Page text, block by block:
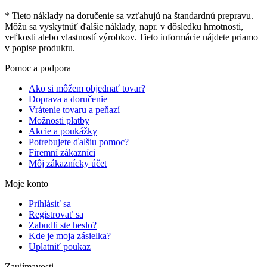
* Tieto náklady na doručenie sa vzťahujú na štandardnú prepravu.
Môžu sa vyskytnúť ďalšie náklady, napr. v dôsledku hmotnosti,
veľkosti alebo vlastností výrobkov. Tieto informácie nájdete priamo
v popise produktu.
Pomoc a podpora
Ako si môžem objednať tovar?
Doprava a doručenie
Vrátenie tovaru a peňazí
Možnosti platby
Akcie a poukážky
Potrebujete ďalšiu pomoc?
Firemní zákazníci
Môj zákaznícky účet
Moje konto
Prihlásiť sa
Registrovať sa
Zabudli ste heslo?
Kde je moja zásielka?
Uplatniť poukaz